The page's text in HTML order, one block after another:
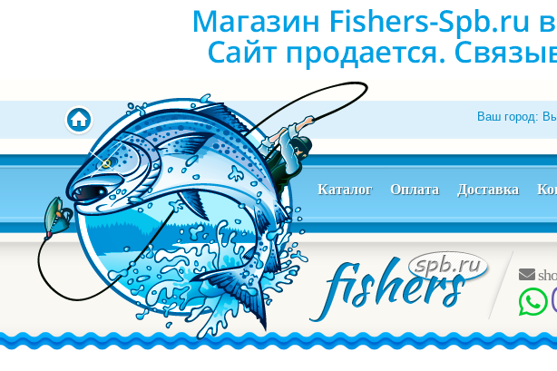
Ваш город:
Каталог Оплата Доставка